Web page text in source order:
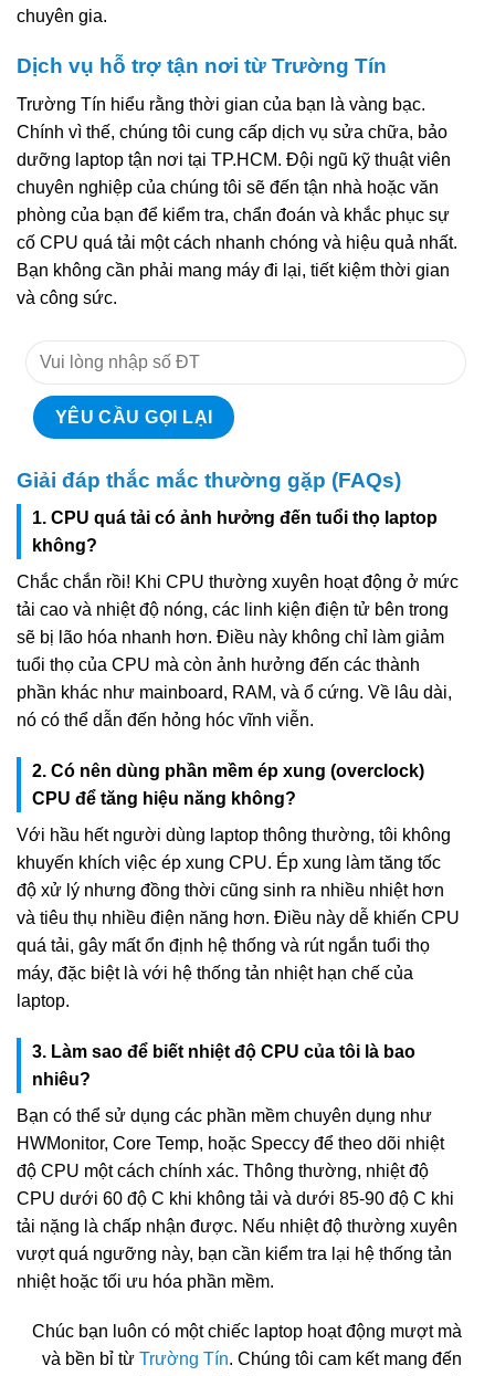
chuyên gia.
Dịch vụ hỗ trợ tận nơi từ Trường Tín
Trường Tín hiểu rằng thời gian của bạn là vàng bạc.
Chính vì thế, chúng tôi cung cấp dịch vụ sửa chữa, bảo
dưỡng laptop tận nơi tại TP.HCM. Đội ngũ kỹ thuật viên
chuyên nghiệp của chúng tôi sẽ đến tận nhà hoặc văn
phòng của bạn để kiểm tra, chẩn đoán và khắc phục sự
cố CPU quá tải một cách nhanh chóng và hiệu quả nhất.
Bạn không cần phải mang máy đi lại, tiết kiệm thời gian
và công sức.
Giải đáp thắc mắc thường gặp (FAQs)
1. CPU quá tải có ảnh hưởng đến tuổi thọ laptop
không?
Chắc chắn rồi! Khi CPU thường xuyên hoạt động ở mức
tải cao và nhiệt độ nóng, các linh kiện điện tử bên trong
sẽ bị lão hóa nhanh hơn. Điều này không chỉ làm giảm
tuổi thọ của CPU mà còn ảnh hưởng đến các thành
phần khác như mainboard, RAM, và ổ cứng. Về lâu dài,
nó có thể dẫn đến hỏng hóc vĩnh viễn.
2. Có nên dùng phần mềm ép xung (overclock)
CPU để tăng hiệu năng không?
Với hầu hết người dùng laptop thông thường, tôi không
khuyến khích việc ép xung CPU. Ép xung làm tăng tốc
độ xử lý nhưng đồng thời cũng sinh ra nhiều nhiệt hơn
và tiêu thụ nhiều điện năng hơn. Điều này dễ khiến CPU
quá tải, gây mất ổn định hệ thống và rút ngắn tuổi thọ
máy, đặc biệt là với hệ thống tản nhiệt hạn chế của
laptop.
3. Làm sao để biết nhiệt độ CPU của tôi là bao
nhiêu?
Bạn có thể sử dụng các phần mềm chuyên dụng như
HWMonitor, Core Temp, hoặc Speccy để theo dõi nhiệt
độ CPU một cách chính xác. Thông thường, nhiệt độ
CPU dưới 60 độ C khi không tải và dưới 85-90 độ C khi
tải nặng là chấp nhận được. Nếu nhiệt độ thường xuyên
vượt quá ngưỡng này, bạn cần kiểm tra lại hệ thống tản
nhiệt hoặc tối ưu hóa phần mềm.
Chúc bạn luôn có một chiếc laptop hoạt động mượt mà
và bền bỉ từ Trường Tín. Chúng tôi cam kết mang đến